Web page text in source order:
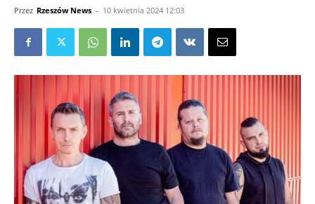
Przez Rzeszów News - 10 kwietnia 2024 12:03